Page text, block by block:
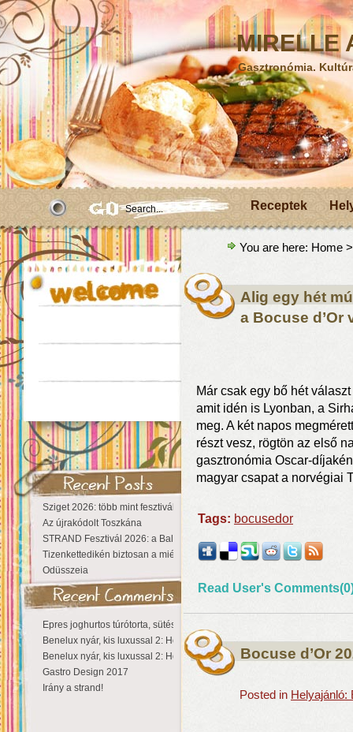
MIRELLE
Gasztronómia.
Receptek
Sziget 2026: több mint fesztivál, egy városnyi élmény
Az újrakódolt Toszkána
STRAND Fesztivál 2026: a Balaton partján a nyár még tart!
Tizenkettedikén biztosan a miénk a Sziget!
Odüsszeia
Epres joghurtos túrótorta, sütés nélkül
Benelux nyár, kis luxussal 2: Hollandia
Benelux nyár, kis luxussal 2: Hollandia
Gastro Design 2017
Irány a strand!
You are here: Home
Alig egy hét
a Bocuse d’Or
Már csak egy bő hét
amit idén is Lyonban, a
meg. A két napos
részt vesz, rögtön az első
gasztronómia Oscar-
magyar csapat a norvégiai
Tags: bocusedor
Read User's
Bocuse d’Or
Posted in